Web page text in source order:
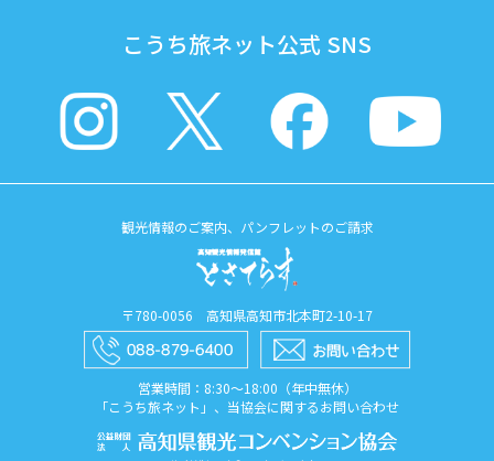
こうち旅ネット公式 SNS
観光情報のご案内、パンフレットのご請求
〒780-0056 高知県高知市北本町2-10-17
営業時間：8:30〜18:00（年中無休）
「こうち旅ネット」、当協会に関するお問い合わせ